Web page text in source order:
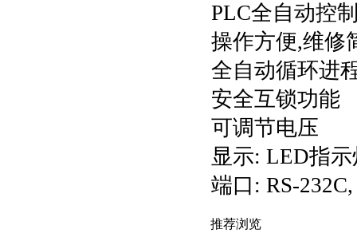
PLC全自动控
操作方便,维修
全自动循环进
安全互锁功能
可调节电压
显示: LED指
端口: RS-
推荐浏览